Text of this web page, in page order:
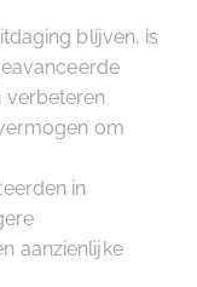
blijven, is
om
in
aanzienlijke